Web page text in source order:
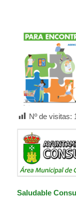
Nº de visitas:
Saludable